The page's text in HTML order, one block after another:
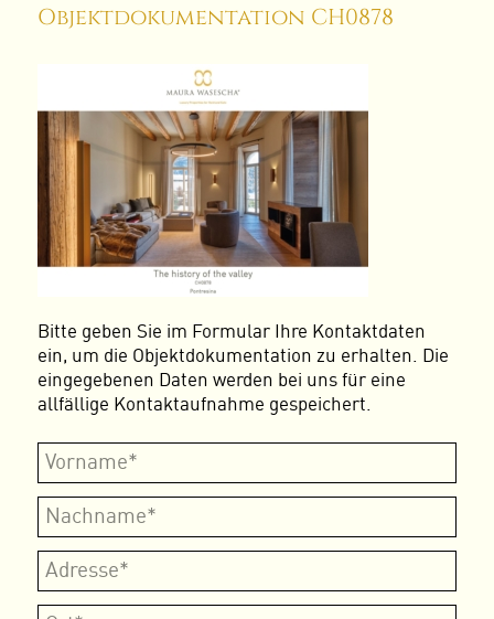
Objektdokumentation CH0878
Bitte geben Sie im Formular Ihre Kontaktdaten
ein, um die Objektdokumentation zu erhalten. Die
eingegebenen Daten werden bei uns für eine
allfällige Kontaktaufnahme gespeichert.